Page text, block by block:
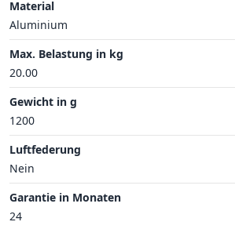
Material
Aluminium
Max. Belastung in kg
20.00
Gewicht in g
1200
Luftfederung
Nein
Garantie in Monaten
24